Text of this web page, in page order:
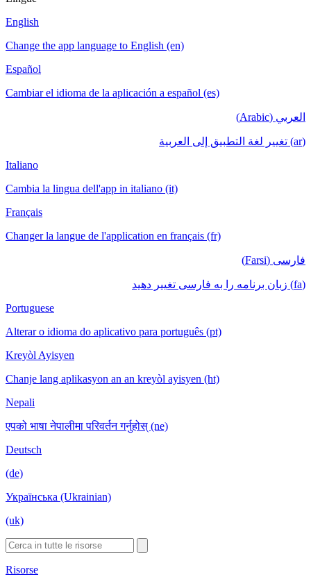
English
Change the app language to English (en)
Español
Cambiar el idioma de la aplicación a español (es)
العربي (Arabic)
(ar) تغيير لغة التطبيق إلى العربية
Italiano
Cambia la lingua dell'app in italiano (it)
Français
Changer la langue de l'application en français (fr)
فارسی (Farsi)
(fa) زبان برنامه را به فارسی تغییر دهید
Portuguese
Alterar o idioma do aplicativo para português (pt)
Kreyòl Ayisyen
Chanje lang aplikasyon an an kreyòl ayisyen (ht)
Nepali
एपको भाषा नेपालीमा परिवर्तन गर्नुहोस् (ne)
Deutsch
(de)
Українська (Ukrainian)
(uk)
Risorse